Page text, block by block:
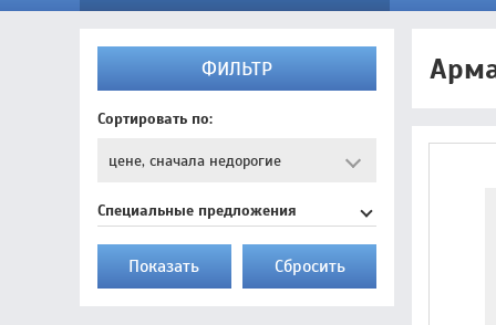
ФИЛЬТР
Сортировать по:
Специальные предложения
Показать Cбросить